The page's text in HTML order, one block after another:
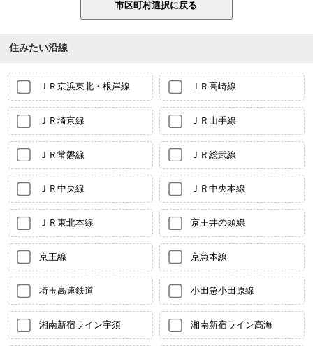
住みたい沿線
ＪＲ京浜東北・根岸線 ＪＲ高崎線
ＪＲ埼京線 ＪＲ山手線
ＪＲ常磐線 ＪＲ総武線
ＪＲ中央線 ＪＲ中央本線
ＪＲ東北本線 京王井の頭線
京王線 京急本線
埼玉高速鉄道 小田急小田原線
湘南新宿ライン宇須 湘南新宿ライン高海